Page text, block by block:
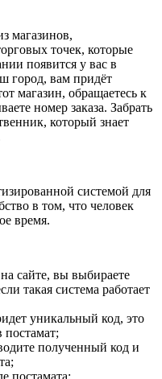
магазинов,
точек, которые
появится у вас в
город, вам придёт
магазин, обращаетесь к
номер заказа. Забрать
который знает
системой для
в том, что человек
время.
сайте, вы выбираете
такая система работает
уникальный код, это
постамат;
полученный код и